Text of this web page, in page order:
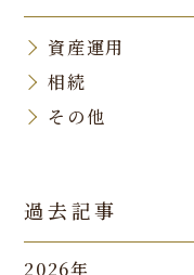
資産運用
相続
その他
過去記事
2026年